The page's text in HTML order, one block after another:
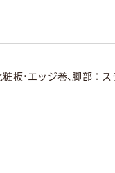
板・エッジ巻、脚部：